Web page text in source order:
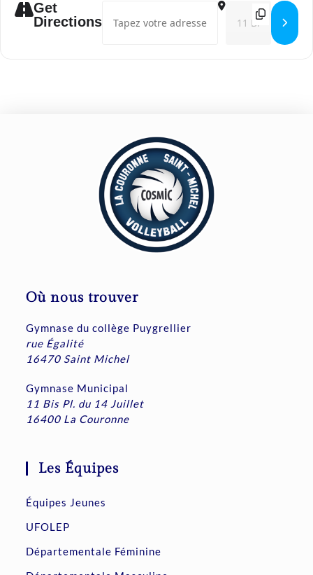
Get
Directions
Address - ⁨Match domicile Prénationale
Destination
Où nous trouver
Gymnase du collège Puygrellier
rue Égalité
16470 Saint Michel
Gymnase Municipal
11 Bis Pl. du 14 Juillet
16400 La Couronne
Les Équipes
Équipes Jeunes
UFOLEP
Départementale Féminine